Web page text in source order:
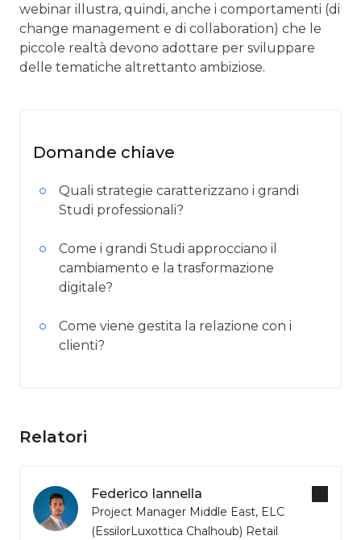
webinar illustra, quindi, anche i comportamenti (di
change management e di collaboration) che le
piccole realtà devono adottare per sviluppare
delle tematiche altrettanto ambiziose.
Domande chiave
Quali strategie caratterizzano i grandi
Studi professionali?
Come i grandi Studi approcciano il
cambiamento e la trasformazione
digitale?
Come viene gestita la relazione con i
clienti?
Relatori
Federico Iannella
Project Manager Middle East, ELC
(EssilorLuxottica Chalhoub) Retail